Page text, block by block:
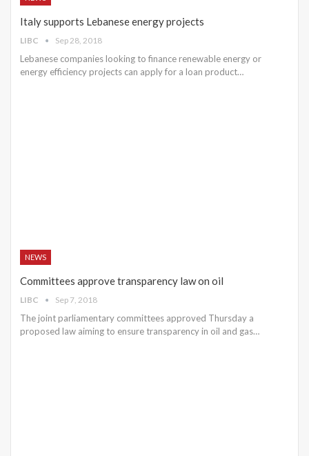
Italy supports Lebanese energy projects
LIBC Sep 28, 2018
Lebanese companies looking to finance renewable energy or
energy efficiency projects can apply for a loan product…
NEWS
Committees approve transparency law on oil
LIBC Sep 7, 2018
The joint parliamentary committees approved Thursday a
proposed law aiming to ensure transparency in oil and gas…